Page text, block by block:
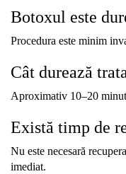
Botoxul este
Procedura este minim
Cât durează
Aproximativ 10–20
Există timp de
Nu este necesară
imediat.